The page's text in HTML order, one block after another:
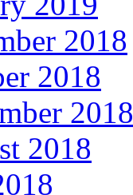
2018
2018
2018
2018